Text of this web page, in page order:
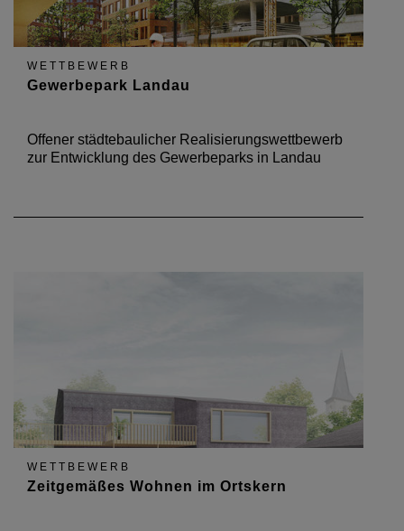
WETTBEWERB
Gewerbepark Landau
Offener städtebaulicher Realisierungswettbewerb
zur Entwicklung des Gewerbeparks in Landau
WETTBEWERB
Zeitgemäßes Wohnen im Ortskern